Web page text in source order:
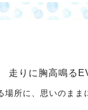
走りに胸高鳴る
場所に、思いのま